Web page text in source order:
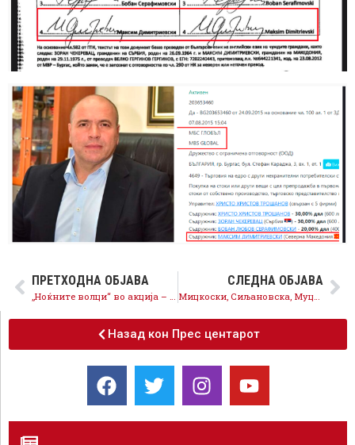
ПРЕТХОДНА ОБЈАВА
„Ноќните волци“ во акција – спасување на Орбановата медиумска мрежа
СЛЕДНА ОБЈАВА
Мицкоски, Сиљановска, Муцунски признаа за македонскиот идентитет, сега треба да признаат и за малцинствата
Назад кон Прес центарот